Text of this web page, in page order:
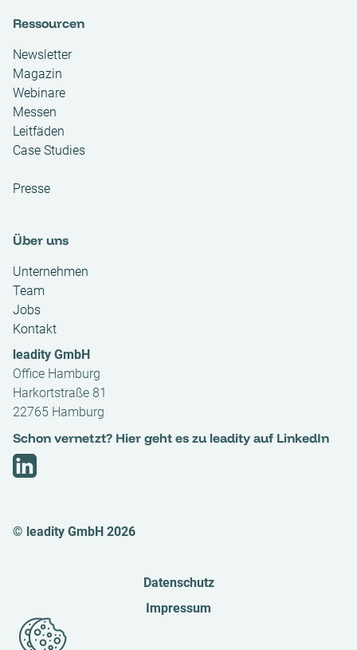
Ressourcen
Newsletter
Magazin
Webinare
Messen
Leitfäden
Case Studies
Presse
Über uns
Unternehmen
Team
Jobs
Kontakt
leadity GmbH
Office Hamburg
Harkortstraße 81
22765 Hamburg
Schon vernetzt? Hier geht es zu leadity auf LinkedIn
© leadity GmbH 2026
Datenschutz
Impressum